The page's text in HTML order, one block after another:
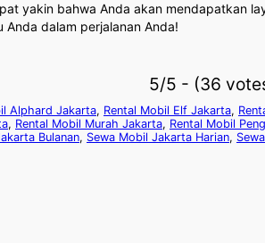
yakin bahwa Anda akan mendapatkan
dalam perjalanan Anda!
5/5 - (36
Alphard Jakarta, Rental Mobil Elf Jakarta,
, Rental Mobil Murah Jakarta, Rental Mobil
Bulanan, Sewa Mobil Jakarta Harian,